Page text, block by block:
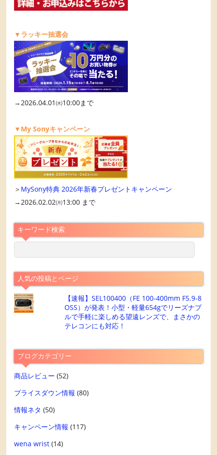
▼ラッキー抽選会
→2026.04.01㈬10:00まで
▼My Sonyキャンペーン
＞ MySony特典 2026年新春プレゼントキャンペーン
→2026.02.02㈪13:00 まで
キーワード検索
人気の投稿とページ
【速報】SEL100400（FE 100-400mm F5.9-8
OSS）が発表！小型・軽量654gでリーズナブ
ルで手軽に楽しめる望遠レンズで、まさかの
テレコンにも対応！
ブログカテゴリー
商品レビュー (52)
プライスダウン情報 (80)
情報ネタ (50)
キャンペーン情報 (117)
wena wrist (14)